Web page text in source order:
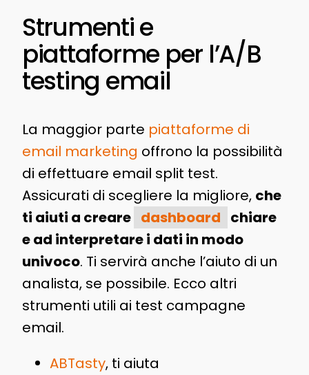
Strumenti e
piattaforme per l’A/B
testing email
La maggior parte piattaforme di
email marketing offrono la possibilità
di effettuare email split test.
Assicurati di scegliere la migliore, che
ti aiuti a creare dashboard chiare
e ad interpretare i dati in modo
univoco. Ti servirà anche l’aiuto di un
analista, se possibile. Ecco altri
strumenti utili ai test campagne
email.
ABTasty, ti aiuta